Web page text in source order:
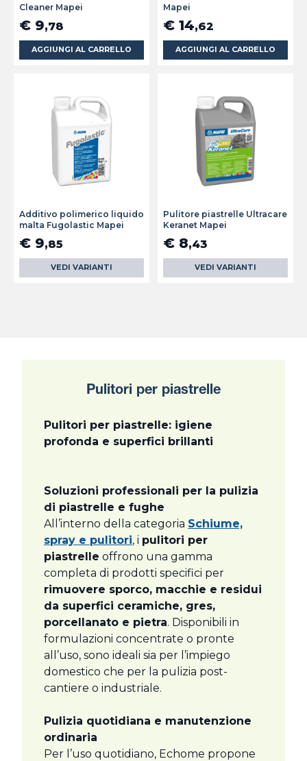
Cleaner Mapei
€ 9,78
AGGIUNGI AL CARRELLO
Mapei
€ 14,62
AGGIUNGI AL CARRELLO
Additivo polimerico liquido
malta Fugolastic Mapei
€ 9,85
VEDI VARIANTI
Pulitore piastrelle Ultracare
Keranet Mapei
€ 8,43
VEDI VARIANTI
Pulitori per piastrelle
Pulitori per piastrelle: igiene
profonda e superfici brillanti
Soluzioni professionali per la pulizia
di piastrelle e fughe
All’interno della categoria Schiume,
spray e pulitori, i pulitori per
piastrelle offrono una gamma
completa di prodotti specifici per
rimuovere sporco, macchie e residui
da superfici ceramiche, gres,
porcellanato e pietra. Disponibili in
formulazioni concentrate o pronte
all’uso, sono ideali sia per l’impiego
domestico che per la pulizia post-
cantiere o industriale.
Pulizia quotidiana e manutenzione
ordinaria
Per l’uso quotidiano, Echome propone